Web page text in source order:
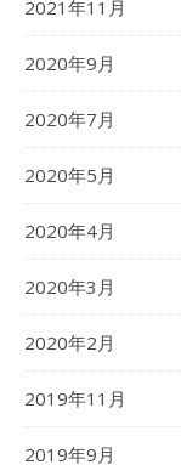
2021年11月
2020年9月
2020年7月
2020年5月
2020年4月
2020年3月
2020年2月
2019年11月
2019年9月